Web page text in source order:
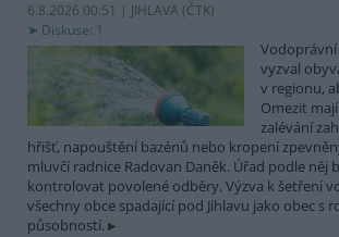
6.8.2026 00:51 | JIHLAVA (ČTK)
Diskuse: 1
Vodoprávní
vyzval
v regionu,
Omezit
zalévání
hřišť, napouštění bazénů nebo kropení
mluvčí radnice Radovan Daněk. Úřad podle něj
kontrolovat povolené odběry. Výzva k šetření
všechny obce spadající pod Jihlavu jako obec s
působností.